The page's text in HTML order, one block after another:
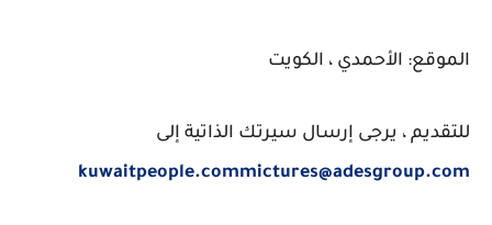
الموقع: الأحمدي ، الكويت
للتقديم ، يرجى إرسال سيرتك الذاتية إلى
kuwaitpeople.commictures@adesgroup.com